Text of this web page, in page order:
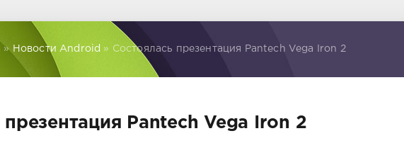
» Новости Android » Состоялась презентация Pantech Vega Iron 2
презентация Pantech Vega Iron 2